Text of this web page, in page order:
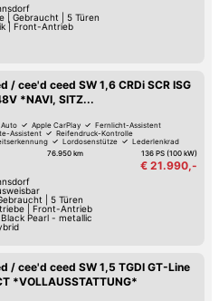
| Gebraucht
5 Türen
| Front-Antrieb
/ cee'd ceed SW 1,6 CRDi SCR ISG
*NAVI, SITZ...
Apple CarPlay
Fernlicht-Assistent
Assistent
Reifendruck-Kontrolle
Lordosenstütze
Lederlenkrad
76.950 km 136 PS (100 kW)
€ 21.990,-
5 Türen
| Front-Antrieb
Pearl - metallic
/ cee'd ceed SW 1,5 TGDI GT-Line
*VOLLAUSSTATTUNG*